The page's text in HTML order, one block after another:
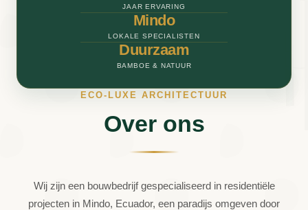
Diensten
JAAR ERVARING
Mindo
LOKALE SPECIALISTEN
Duurzaam
BAMBOE & NATUUR
ECO-LUXE ARCHITECTUUR
Over ons
Wij zijn een bouwbedrijf gespecialiseerd in residentiële
projecten in Mindo, Ecuador, een paradijs omgeven door